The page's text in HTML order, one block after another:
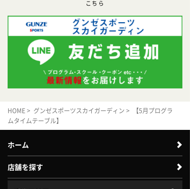
こちら
HOME > グンゼスポーツスカイガーディン > 【5月プログラ
ムタイムテーブル】
ホーム
店舗を探す